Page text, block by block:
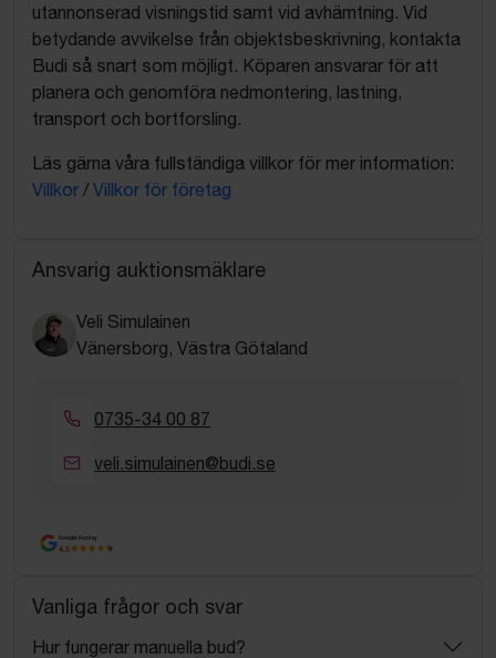
utannonserad visningstid samt vid avhämtning. Vid
betydande avvikelse från objektsbeskrivning, kontakta
Budi så snart som möjligt. Köparen ansvarar för att
planera och genomföra nedmontering, lastning,
transport och bortforsling.
Läs gärna våra fullständiga villkor för mer information:
Villkor / Villkor för företag
Ansvarig auktionsmäklare
Veli Simulainen
Vänersborg, Västra Götaland
0735-34 00 87
veli.simulainen@budi.se
Google Rating
4.5
Vanliga frågor och svar
Hur fungerar manuella bud?